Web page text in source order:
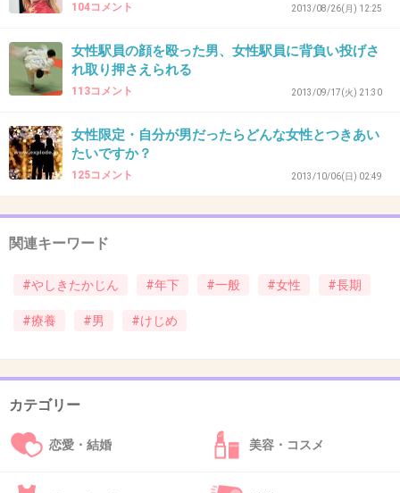
37. 匿名2013/12/06(金) 10:09:20
最近かなりの年下婚流行ってない？
まぁ稀にいるのかもな～とは思うものの、ここ
まで多いとモヤモヤする。
は、まだわかるけど、お金なくて家すら建てて貰えないの
に30以上離れたおじいさんと一緒になる女って、おかしい
よね。
104コメント 2013/08/26(月) 12:25
女性駅員の顔を殴った男、女性駅員に背負い投げさ
れ取り押さえられる
113コメント 2013/09/17(火) 21:30
女性限定・自分が男だったらどんな女性とつきあい
たいですか？
125コメント 2013/10/06(日) 02:49
関連キーワード
#やしきたかじん #年下 #一般 #女性 #長期
#療養 #男 #けじめ
カテゴリー
恋愛・結婚 美容・コスメ